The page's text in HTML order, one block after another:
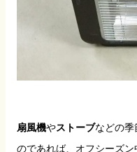
扇風機やストーブなどの季
のであれば、オフシーズン